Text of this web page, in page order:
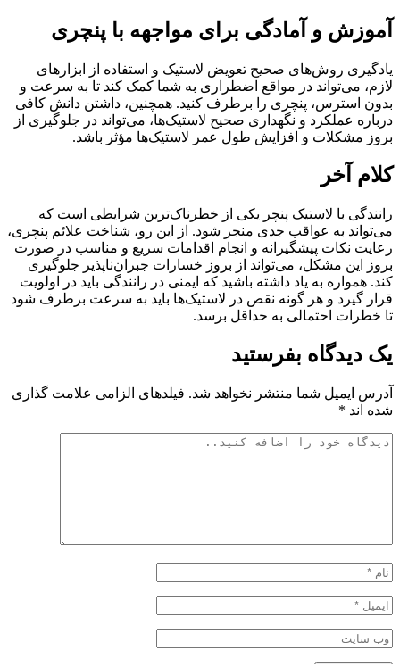
آموزش و آمادگی برای مواجهه با پنچری
یادگیری روش‌های صحیح تعویض لاستیک و استفاده از ابزارهای
لازم، می‌تواند در مواقع اضطراری به شما کمک کند تا به سرعت و
بدون استرس، پنچری را برطرف کنید. همچنین، داشتن دانش کافی
درباره عملکرد و نگهداری صحیح لاستیک‌ها، می‌تواند در جلوگیری از
بروز مشکلات و افزایش طول عمر لاستیک‌ها مؤثر باشد.
کلام آخر
رانندگی با لاستیک پنچر یکی از خطرناک‌ترین شرایطی است که
می‌تواند به عواقب جدی منجر شود. از این رو، شناخت علائم پنچری،
رعایت نکات پیشگیرانه و انجام اقدامات سریع و مناسب در صورت
بروز این مشکل، می‌تواند از بروز خسارات جبران‌ناپذیر جلوگیری
کند. همواره به یاد داشته باشید که ایمنی در رانندگی باید در اولویت
قرار گیرد و هر گونه نقص در لاستیک‌ها باید به سرعت برطرف شود
تا خطرات احتمالی به حداقل برسد.
یک دیدگاه بفرستید
آدرس ایمیل شما منتشر نخواهد شد. فیلدهای الزامی علامت گذاری
شده اند *